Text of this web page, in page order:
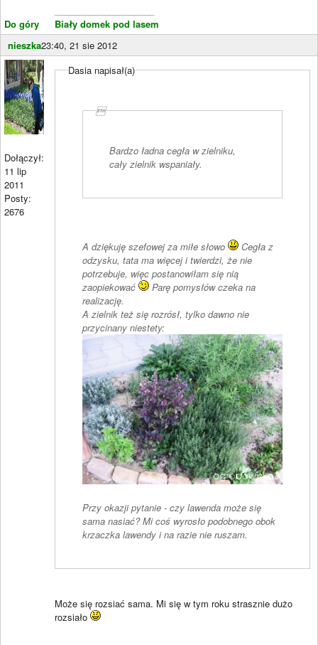
Do góry
Biały domek pod lasem
nieszka23:40, 21 sie 2012
Dołączył:
11 lip
2011
Posty:
2676
Dasia napisał(a)

Bardzo ładna cegła w zielniku,
cały zielnik wspaniały.
A dziękuję szefowej za miłe słowo
Cegła z
odzysku, tata ma więcej i twierdzi, że nie
potrzebuje, więc postanowiłam się nią
zaopiekować
Parę pomysłów czeka na
realizację.
A zielnik też się rozrósł, tylko dawno nie
przycinany niestety:
Przy okazji pytanie - czy lawenda może się
sama nasiać? Mi coś wyrosło podobnego obok
krzaczka lawendy i na razie nie ruszam.
Może się rozsiać sama. Mi się w tym roku strasznie dużo
rozsiało